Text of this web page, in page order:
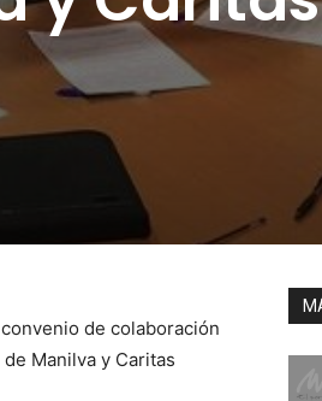
de colaboración
Manilva y Caritas